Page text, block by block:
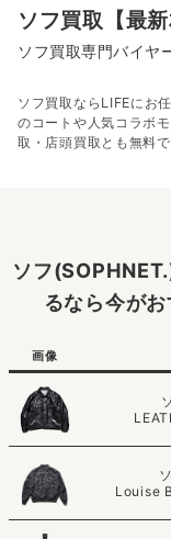
ソフ買取【最
ソフ買取専門バイヤ
ソフ買取ならLIFEにお
のコートや人気コラボ
取・店頭買取とも無料
ソフ
るなら今がお
画像
Louise